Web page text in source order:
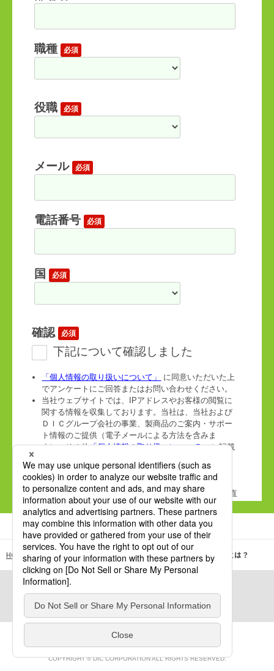
HOME DICサステナブルパッケージングサイト DICの「5R」とは？
このページをシェア：
シェア
COPYRIGHT © DIC CORPORATION ALL RIGHTS RESERVED.